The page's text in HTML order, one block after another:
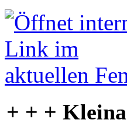
+ + +